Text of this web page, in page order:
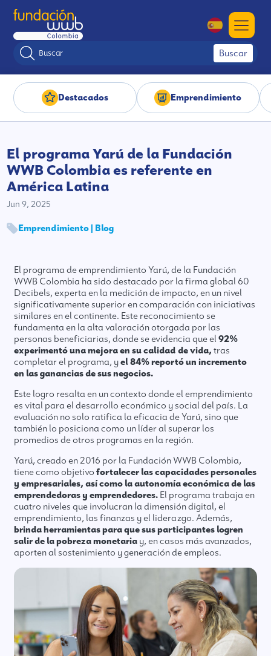
Buscar
Destacados Emprendimiento
El programa Yarú de la Fundación
WWB Colombia es referente en
América Latina
Jun 9, 2025
Emprendimiento | Blog
El programa de emprendimiento Yarú, de la Fundación
WWB Colombia ha sido destacado por la firma global 60
Decibels, experta en la medición de impacto, en un nivel
significativamente superior en comparación con iniciativas
similares en el continente. Este reconocimiento se
fundamenta en la alta valoración otorgada por las
personas beneficiarias, donde se evidencia que el92%
experimentó una mejora en su calidad de vida, tras
completar el programa, yel 84% reportó un incremento
en las ganancias de sus negocios.
Este logro resalta en un contexto donde el emprendimiento
es vital para el desarrollo económico y social del país. La
evaluación no solo ratifica la eficacia de Yarú, sino que
también lo posiciona como un líder al superar los
promedios de otros programas en la región.
Yarú, creado en 2016 por la Fundación WWB Colombia,
tiene como objetivofortalecer las capacidades personales
y empresariales, así como la autonomía económica de las
emprendedoras y emprendedores. El programa trabaja en
cuatro niveles que involucran la dimensión digital, el
emprendimiento, las finanzas y el liderazgo. Además,
brinda herramientas para que sus participantes logren
salir de la pobreza monetaria y, en casos más avanzados,
aporten al sostenimiento y generación de empleos.